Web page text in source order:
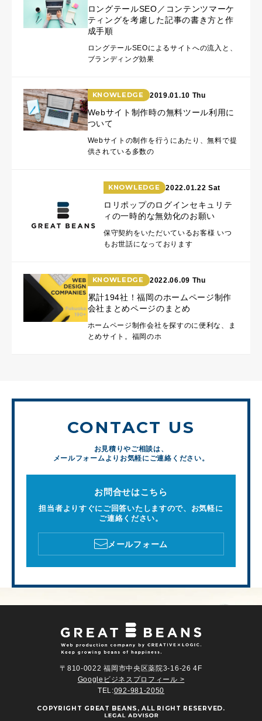
ロングテールSEO／コンテンツマーケ
ティングを考慮した記事の書き方と作
成手順
ロングテールSEOによるサイトへの流入と、
ブランディング効果
KNOWLEDGE 2019.01.10 Thu
Webサイト制作時の無料ツール利用に
ついて
Webサイトの制作を行うにあたり、無料で提
供されている多数の
KNOWLEDGE 2022.01.22 Sat
ロリポップのログインセキュリテ
ィの一時的な無効化のお願い
保守契約をいただいているお客様 いつ
もお世話になっております
KNOWLEDGE 2022.06.09 Thu
累計194社！福岡のホームページ制作
会社まとめページのまとめ
ホームページ制作会社を探すのに便利な、ま
とめサイト。福岡のホ
CONTACT US
お見積りやご相談は、
メールフォームよりお気軽にご連絡ください。
お問合せはこちら
担当者よりすぐにご回答いたしますので、お気軽に
ご連絡ください。
メールフォーム
〒810-0022 福岡市中央区薬院3-16-26 4F
Googleビジネスプロフィール >
TEL:092-981-2050
COPYRIGHT GREAT BEANS , ALL RIGHT RESERVED.